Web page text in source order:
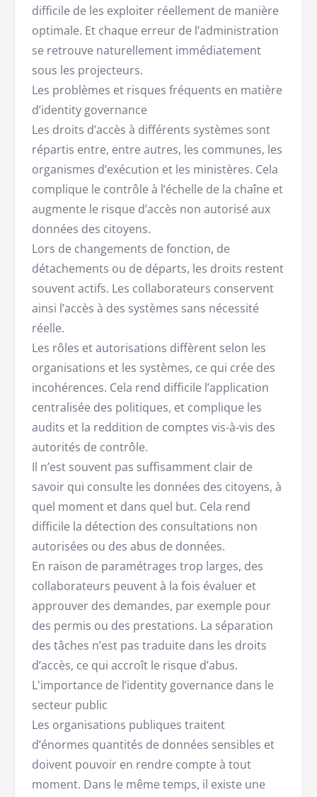
difficile de les exploiter réellement de manière
optimale. Et chaque erreur de l’administration
se retrouve naturellement immédiatement
sous les projecteurs.
Les problèmes et risques fréquents en matière
d’identity governance
Les droits d’accès à différents systèmes sont
répartis entre, entre autres, les communes, les
organismes d’exécution et les ministères. Cela
complique le contrôle à l’échelle de la chaîne et
augmente le risque d’accès non autorisé aux
données des citoyens.
Lors de changements de fonction, de
détachements ou de départs, les droits restent
souvent actifs. Les collaborateurs conservent
ainsi l’accès à des systèmes sans nécessité
réelle.
Les rôles et autorisations diffèrent selon les
organisations et les systèmes, ce qui crée des
incohérences. Cela rend difficile l’application
centralisée des politiques, et complique les
audits et la reddition de comptes vis-à-vis des
autorités de contrôle.
Il n’est souvent pas suffisamment clair de
savoir qui consulte les données des citoyens, à
quel moment et dans quel but. Cela rend
difficile la détection des consultations non
autorisées ou des abus de données.
En raison de paramétrages trop larges, des
collaborateurs peuvent à la fois évaluer et
approuver des demandes, par exemple pour
des permis ou des prestations. La séparation
des tâches n’est pas traduite dans les droits
d’accès, ce qui accroît le risque d’abus.
L'importance de l’identity governance dans le
secteur public
Les organisations publiques traitent
d’énormes quantités de données sensibles et
doivent pouvoir en rendre compte à tout
moment. Dans le même temps, il existe une